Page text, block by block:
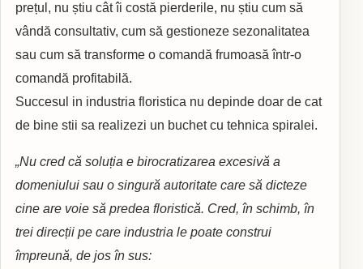
prețul, nu știu cât îi costă pierderile, nu știu cum să
vândă consultativ, cum să gestioneze sezonalitatea
sau cum să transforme o comandă frumoasă într-o
comandă profitabilă.
Succesul in industria floristica nu depinde doar de cat
de bine stii sa realizezi un buchet cu tehnica spiralei.
„Nu cred că soluția e birocratizarea excesivă a
domeniului sau o singură autoritate care să dicteze
cine are voie să predea floristică. Cred, în schimb, în
trei direcții pe care industria le poate construi
împreună, de jos în sus: